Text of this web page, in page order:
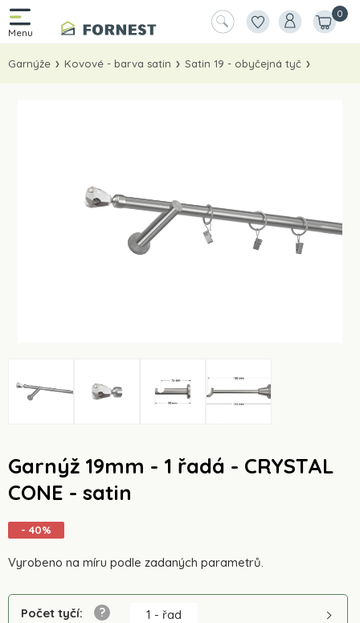
0
Garnýže Kovové - barva satin Satin 19 - obyčejná tyč
Garnýž 19mm - 1 řadá - CRYSTAL
CONE - satin
- 40%
Vyrobeno na míru podle zadaných parametrů.
Počet tyčí: 1 - řad